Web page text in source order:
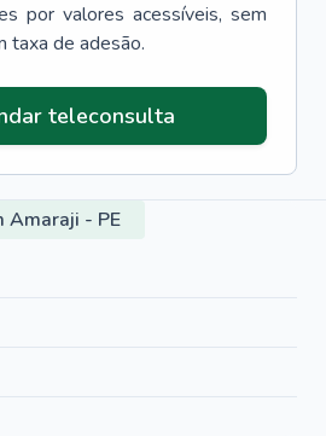
por valores acessíveis, sem
taxa de adesão.
teleconsulta
Amaraji - PE